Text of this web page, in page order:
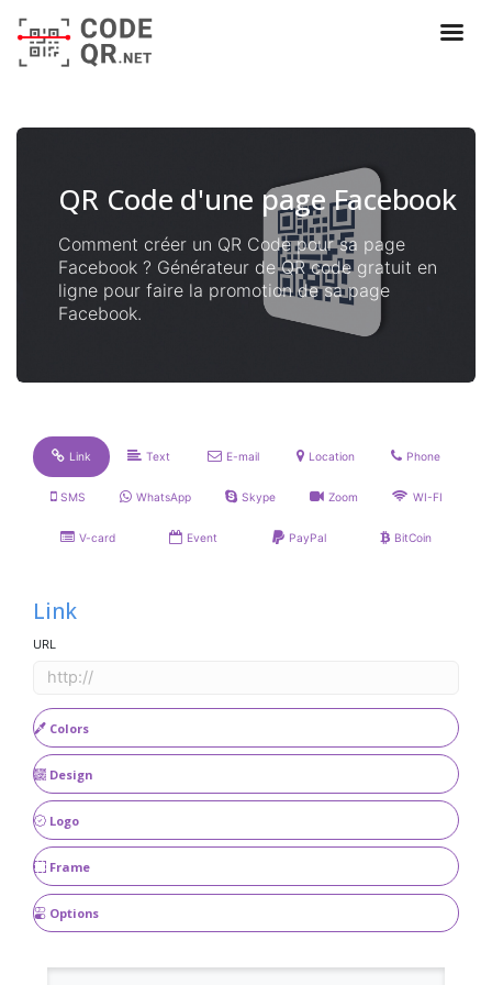
QR Code d'une page Facebook
Comment créer un QR Code pour sa page
Facebook ? Générateur de QR code gratuit en
ligne pour faire la promotion de sa page
Facebook.
Link Text E-mail Location Phone
SMS WhatsApp Skype Zoom WI-FI
V-card Event PayPal BitCoin
Link
URL
Colors
Design
Logo
Frame
Options